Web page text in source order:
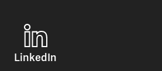
LinkedIn